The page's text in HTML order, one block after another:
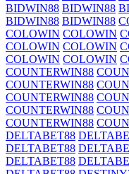
BIDWIN88 BIDWIN88
BIDWIN88 BIDWIN88
COLOWIN COLOWIN
COLOWIN COLOWIN
COLOWIN COLOWIN
COUNTERWIN88
COUNTERWIN88
COUNTERWIN88
COUNTERWIN88
COUNTERWIN88
DELTABET88
DELTABET88
DELTABET88